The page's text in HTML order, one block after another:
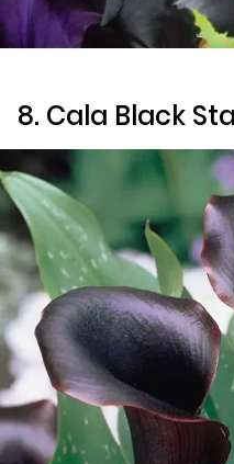
8. Cala Black